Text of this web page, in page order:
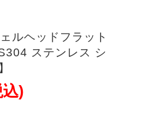
ルヘッドフラット
ステンレス シ
)